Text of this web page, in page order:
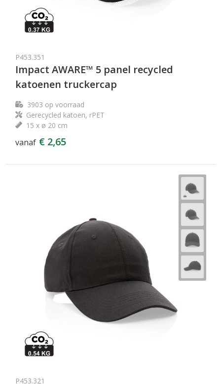
P453.351
Impact AWARE™ 5 panel recycled
katoenen truckercap
3903 op voorraad
Gerecycled katoen, rPET
15 x ø 20 cm
vanaf € 2,65
P453.321